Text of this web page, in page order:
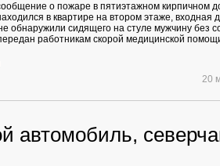
о пожаре в пятиэтажном кирпичном
в квартире на втором этаже, входная
обнаружили сидящего на стуле мужчину без
работникам скорой медицинской
20
автомобиль,